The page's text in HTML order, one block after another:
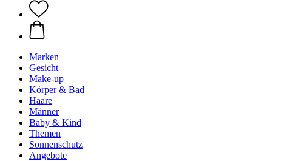
Marken
Gesicht
Make-up
Körper & Bad
Haare
Männer
Baby & Kind
Themen
Sonnenschutz
Angebote